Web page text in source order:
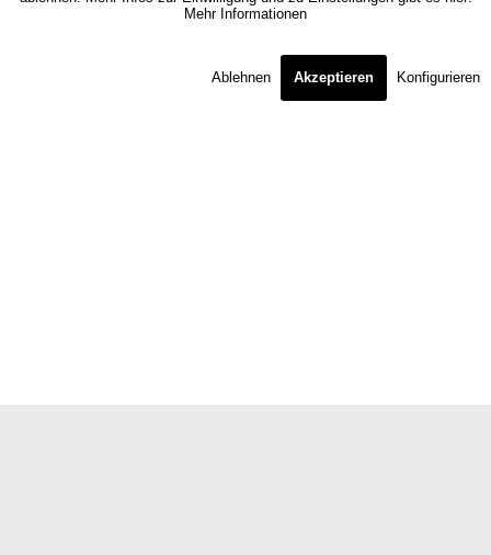
Mehr Informationen
Ablehnen Akzeptieren Konfigurieren